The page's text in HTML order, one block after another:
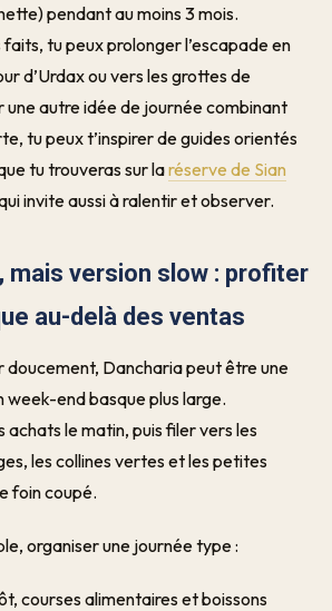
pendant au moins 3 mois.
tu peux prolonger l’escapade en
d’Urdax ou vers les grottes de
une autre idée de journée combinant
tu peux t’inspirer de guides orientés
tu trouveras sur laréserve de Sian
invite aussi à ralentir et observer.
mais version slow : profiter
au-delà des ventas
doucement, Dancharia peut être une
end basque plus large.
achats le matin, puis filer vers les
les collines vertes et les petites
foin coupé.
organiser une journée type :
courses alimentaires et boissons